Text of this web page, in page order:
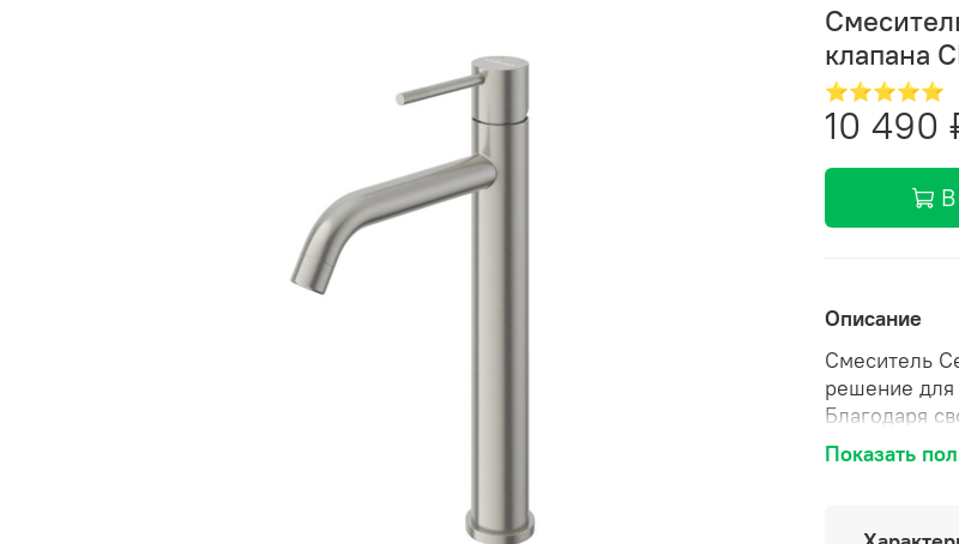
клапана
⭐⭐⭐⭐⭐
10 490
Описание
Смеситель
решение для
Благодаря
широким
Показать